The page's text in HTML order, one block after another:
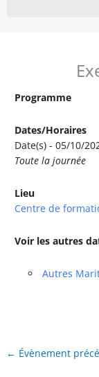
Programme
Dates/Horaires
Date(s) - 05/10/
Toute la journée
Lieu
Centre de
Voir les autres
Autres
← Évènement